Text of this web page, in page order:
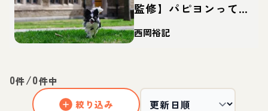
監修】パピヨンってど
んな犬？性格・特徴・
育て方・迎え方
西岡裕記
0件/0件中
絞り込み